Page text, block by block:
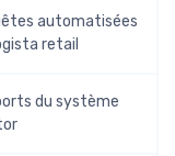
automatisées
retail
du système